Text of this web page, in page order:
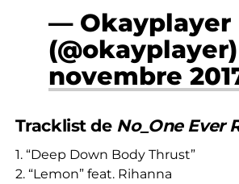
— Okayplayer
(@okayplayer)
novembre
Tracklist de No_One Ever
1. “Deep Down Body Thrust”
2. “Lemon” feat. Rihanna